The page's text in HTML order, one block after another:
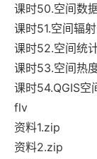
课时50.空间数
课时51.空间辐
课时52.空间统
课时53.空间热
课时54.QGIS
flv
资料1.zip
资料2.zip